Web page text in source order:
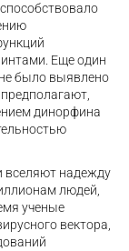
Еще один
было выявлено
динорфина
вселяют надежду
людей,
ученые
вектора,